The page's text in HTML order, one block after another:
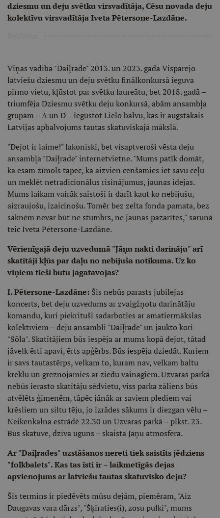
dziesmu un deju svētku virsvadītāja, Cēsu novada deju
kolektīvu virsvadītāja Iveta Pētersone-Lazdāne.
Viņas vadībā "Daiļrade" 2013. un 2023. gadā Vispārējo
latviešu dziesmu un deju svētku finālkonkursā ieguva
pirmo vietu, kļūstot par svētku laureātu, bet 2018. gadā –
triumfēja Dziesmu svētku deju konkursā, abām ansambļa
grupām – A un D – iegūstot Lielo balvu, kas ir augstākais
Latvijas apbalvojums tautas skatuviskajā mākslā.
"Dejot ir laime!" lakoniski, bet visaptveroši vēsta deju
ansambļa "Daiļrade" internetvietne. "Mums patīk domāt,
ka esam zīmols tāpēc, ka aizvien cenšamies iet savu ceļu
un meklēt netradicionālus risinājumus, jaunas idejas.
Mums laikam vairāk saistoši ir darīt kaut ko nebijušu,
aizraujošu, izaicinošu. Tomēr bez zelta fonda pamata, bez
saknēm nevar būt ne stumbrs, ne jaunas pazarītes," sarunā
teic Iveta Pētersone-Lazdāne.
Vērienīgajā deju uzvedumā "Jāņu nakti darināju" arī
skatītāji kļūs par daļu no nebijuša notikuma. Uz ko
viņiem tieši būtu jāgatavojas?
I. Pētersone-Lazdāne: Šis nebūs parasts jubilejas
koncerts, bet deju uzvedums ar zvaigžņotu darinātāju
komandu, kuri piekrituši sadarboties ar amatiermākslas
kolektīviem – deju ansambli "Daiļrade" un jaukto kori
"Sõla". Skatītājiem būs iespēja ar mums kopā dejot, tātad
jāvelk ērti apavi, ērts apģērbs. Būs iespēja dziedāt. Kuriem
ir savs tautastērps, velkam to, kuram nav, velkam baltu
kreklu un greznojamies ar ziedu vainagiem. Uzvaras parkā
nebūs ierasto skatītāju sēdvietu, viss parka zāliens būs
atvēlēts ģimenēm, tāpēc jānāk ar saviem plediem vai
krēsliem un siltu tēju, jo izrādes sākums ir diezgan vēlu –
Neikenkalna estrādē 22.30 un Uzvaras parkā – plkst. 23.
Būs skatuve, dzīvā uguns – skaista Jāņu atmosfēra.
Ar "Daiļrades" uzstāšanos nereti tiek saistīts jēdziens
"folkbalets". Kas tas īsti ir – laikmetīgās dejas
apvienojums ar latviešu tautas skatuvisko deju?
Šis termins ir piedēvēts mūsu dejām, piemēram, "Aiz
Daugavas vara dārzs", "Šķiraties(i), zosu pulki", mums